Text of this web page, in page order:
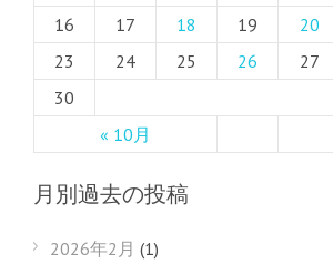
« 10月
16
17 18 19 20
23
24 25 26 27
30
月別過去の投稿
2026年2月 (1)